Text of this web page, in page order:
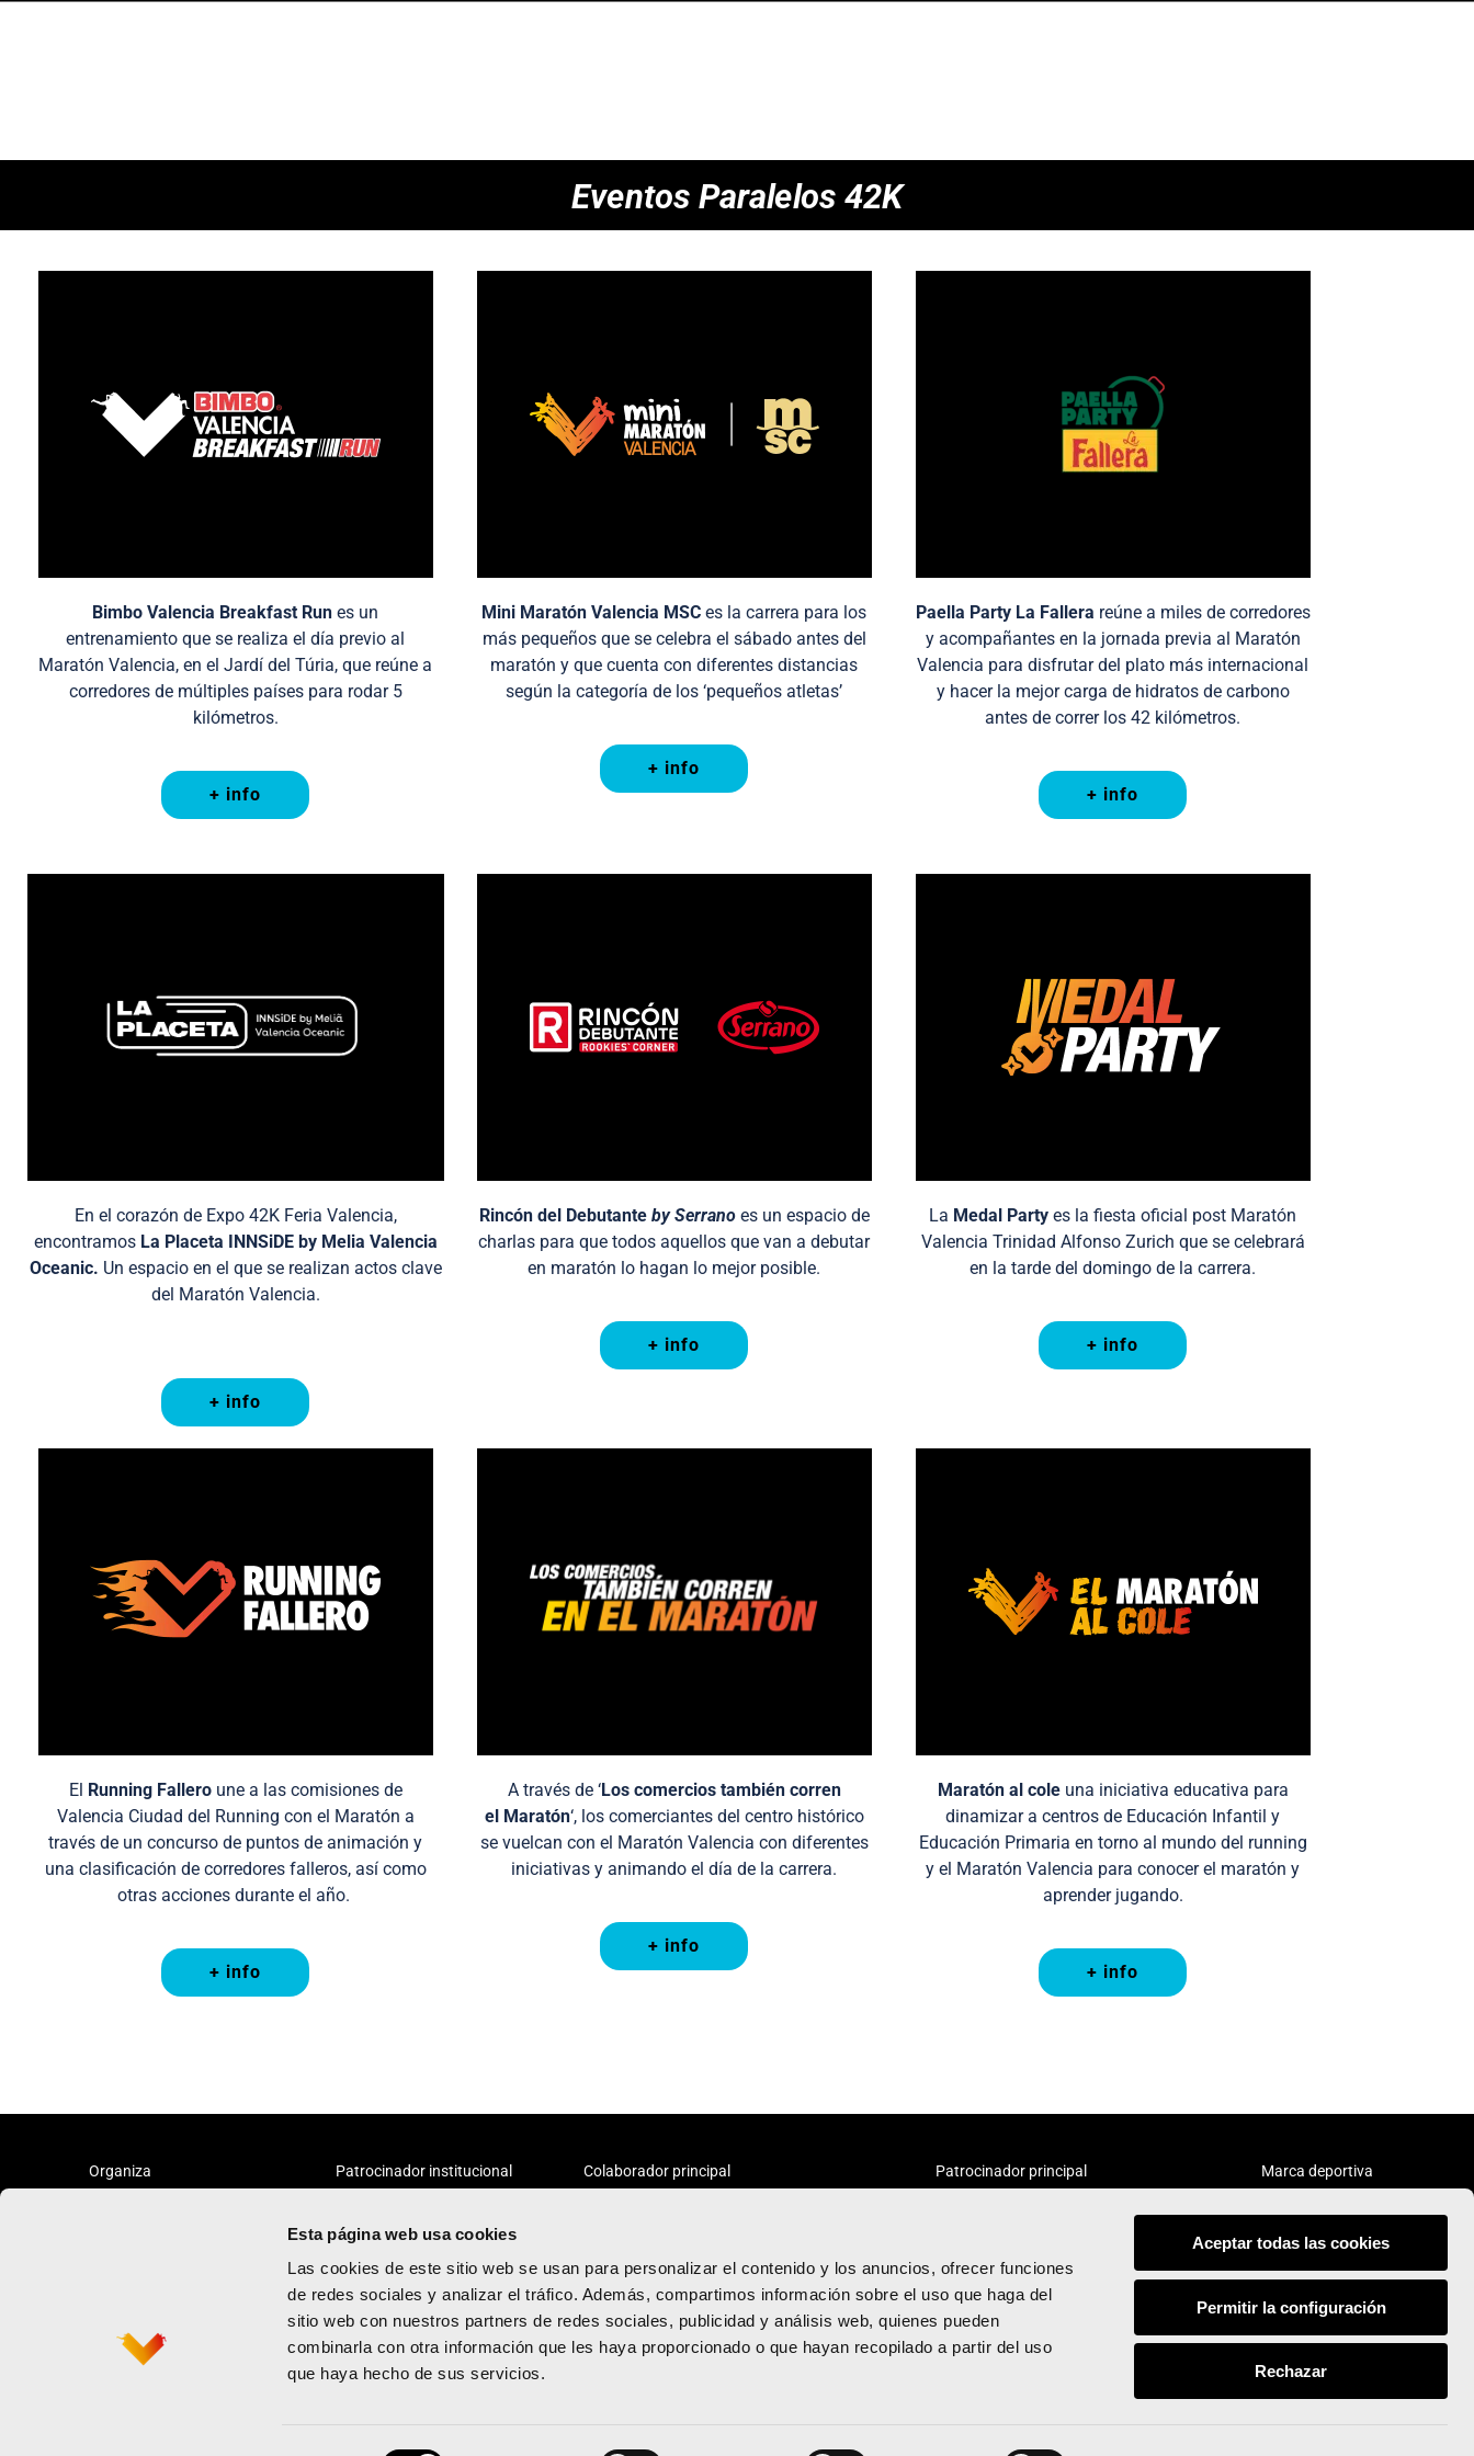
Esta página web usa cookies
Las cookies de este sitio web se usan para personalizar el contenido y los anuncios, ofrecer funciones
de redes sociales y analizar el tráfico. Además, compartimos información sobre el uso que haga del
sitio web con nuestros partners de redes sociales, publicidad y análisis web, quienes pueden
combinarla con otra información que les haya proporcionado o que hayan recopilado a partir del uso
que haya hecho de sus servicios.
Aceptar todas las cookies
Permitir la configuración
Rechazar
Eventos Paralelos 42K
Bimbo Valencia Breakfast Run es un
entrenamiento que se realiza el día previo al
Maratón Valencia, en el Jardí del Túria, que reúne a
corredores de múltiples países para rodar 5
kilómetros.
+ info
Mini Maratón Valencia MSC es la carrera para los
más pequeños que se celebra el sábado antes del
maratón y que cuenta con diferentes distancias
según la categoría de los ‘pequeños atletas’
+ info
Paella Party La Fallera reúne a miles de corredores
y acompañantes en la jornada previa al Maratón
Valencia para disfrutar del plato más internacional
y hacer la mejor carga de hidratos de carbono
antes de correr los 42 kilómetros.
+ info
En el corazón de Expo 42K Feria Valencia,
encontramos La Placeta INNSiDE by Melia Valencia
Oceanic. Un espacio en el que se realizan actos clave
del Maratón Valencia.
+ info
Rincón del Debutante by Serranoes un espacio de
charlas para que todos aquellos que van a debutar
en maratón lo hagan lo mejor posible.
+ info
La Medal Party es la fiesta oficial post Maratón
Valencia Trinidad Alfonso Zurich que se celebrará
en la tarde del domingo de la carrera.
+ info
El Running Falleroune a las comisiones de
Valencia Ciudad del Running con el Maratón a
través de un concurso de puntos de animación y
una clasificación de corredores falleros, así como
otras acciones durante el año.
+ info
A través de ‘Los comercios también corren
el Maratón‘, los comerciantes del centro histórico
se vuelcan con el Maratón Valencia con diferentes
iniciativas y animando el día de la carrera.
+ info
Maratón al coleuna iniciativa educativa para
dinamizar a centros de Educación Infantil y
Educación Primaria en torno al mundo del running
y el Maratón Valencia para conocer el maratón y
aprender jugando.
+ info
Organiza Patrocinador institucional Colaborador principal Patrocinador principal Marca deportiva
Política de privacidad